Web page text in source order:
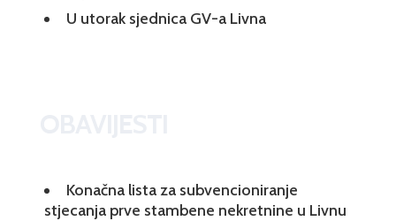
U utorak sjednica GV-a Livna
Konačna lista za subvencioniranje
stjecanja prve stambene nekretnine u Livnu